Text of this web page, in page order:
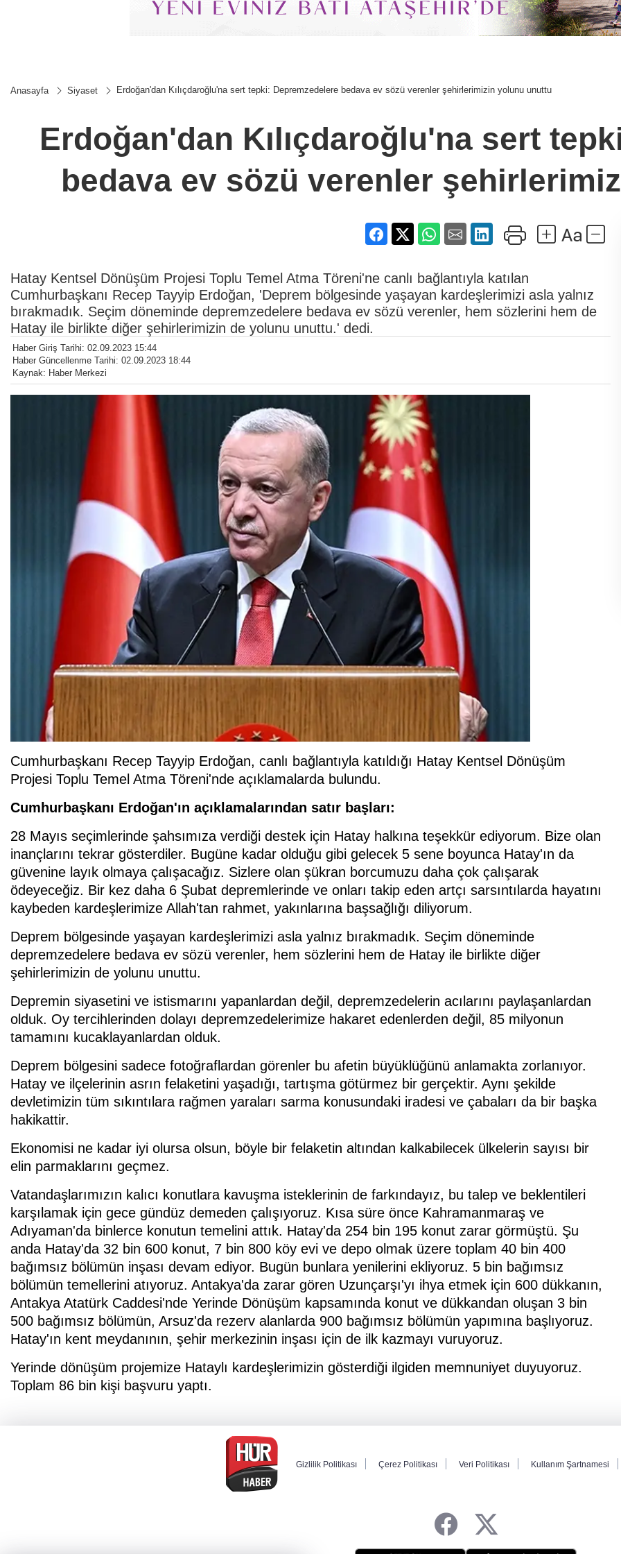
Anasayfa Siyaset Erdoğan'dan Kılıçdaroğlu'na sert tepki: Depremzedelere bedava ev sözü verenler şehirlerimizin yolunu unuttu
Erdoğan'dan Kılıçdaroğlu'na sert
bedava ev sözü verenler
Hatay Kentsel Dönüşüm Projesi Toplu Temel Atma Töreni'ne canlı bağlantıyla katılan
Cumhurbaşkanı Recep Tayyip Erdoğan, 'Deprem bölgesinde yaşayan kardeşlerimizi asla yalnız
bırakmadık. Seçim döneminde depremzedelere bedava ev sözü verenler, hem sözlerini hem de
Hatay ile birlikte diğer şehirlerimizin de yolunu unuttu.' dedi.
Haber Giriş Tarihi: 02.09.2023 15:44
Haber Güncellenme Tarihi: 02.09.2023 18:44
Kaynak: Haber Merkezi
Cumhurbaşkanı Recep Tayyip Erdoğan, canlı bağlantıyla katıldığı Hatay Kentsel Dönüşüm
Projesi Toplu Temel Atma Töreni'nde açıklamalarda bulundu.
Cumhurbaşkanı Erdoğan'ın açıklamalarından satır başları:
28 Mayıs seçimlerinde şahsımıza verdiği destek için Hatay halkına teşekkür ediyorum. Bize olan
inançlarını tekrar gösterdiler. Bugüne kadar olduğu gibi gelecek 5 sene boyunca Hatay'ın da
güvenine layık olmaya çalışacağız. Sizlere olan şükran borcumuzu daha çok çalışarak
ödeyeceğiz. Bir kez daha 6 Şubat depremlerinde ve onları takip eden artçı sarsıntılarda hayatını
kaybeden kardeşlerimize Allah'tan rahmet, yakınlarına başsağlığı diliyorum.
Deprem bölgesinde yaşayan kardeşlerimizi asla yalnız bırakmadık. Seçim döneminde
depremzedelere bedava ev sözü verenler, hem sözlerini hem de Hatay ile birlikte diğer
şehirlerimizin de yolunu unuttu.
Depremin siyasetini ve istismarını yapanlardan değil, depremzedelerin acılarını paylaşanlardan
olduk. Oy tercihlerinden dolayı depremzedelerimize hakaret edenlerden değil, 85 milyonun
tamamını kucaklayanlardan olduk.
Deprem bölgesini sadece fotoğraflardan görenler bu afetin büyüklüğünü anlamakta zorlanıyor.
Hatay ve ilçelerinin asrın felaketini yaşadığı, tartışma götürmez bir gerçektir. Aynı şekilde
devletimizin tüm sıkıntılara rağmen yaraları sarma konusundaki iradesi ve çabaları da bir başka
hakikattir.
Ekonomisi ne kadar iyi olursa olsun, böyle bir felaketin altından kalkabilecek ülkelerin sayısı bir
elin parmaklarını geçmez.
Vatandaşlarımızın kalıcı konutlara kavuşma isteklerinin de farkındayız, bu talep ve beklentileri
karşılamak için gece gündüz demeden çalışıyoruz. Kısa süre önce Kahramanmaraş ve
Adıyaman'da binlerce konutun temelini attık. Hatay'da 254 bin 195 konut zarar görmüştü. Şu
anda Hatay'da 32 bin 600 konut, 7 bin 800 köy evi ve depo olmak üzere toplam 40 bin 400
bağımsız bölümün inşası devam ediyor. Bugün bunlara yenilerini ekliyoruz. 5 bin bağımsız
bölümün temellerini atıyoruz. Antakya'da zarar gören Uzunçarşı'yı ihya etmek için 600 dükkanın,
Antakya Atatürk Caddesi'nde Yerinde Dönüşüm kapsamında konut ve dükkandan oluşan 3 bin
500 bağımsız bölümün, Arsuz'da rezerv alanlarda 900 bağımsız bölümün yapımına başlıyoruz.
Hatay'ın kent meydanının, şehir merkezinin inşası için de ilk kazmayı vuruyoruz.
Yerinde dönüşüm projemize Hataylı kardeşlerimizin gösterdiği ilgiden memnuniyet duyuyoruz.
Toplam 86 bin kişi başvuru yaptı.
Gizlilik Politikası Çerez Politikası Veri Politikası Kullanım Şartnamesi